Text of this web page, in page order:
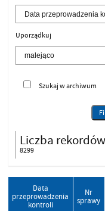
Uporządkuj
Szukaj w archiwum
Liczba
8299
Data
przeprowadzenia
kontroli
Nr
sprawy